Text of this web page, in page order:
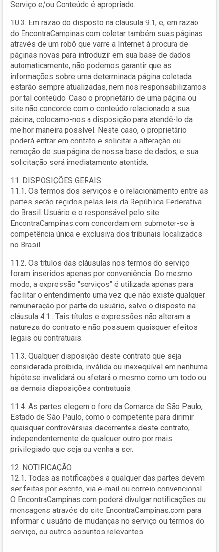
Serviço e/ou Conteúdo é apropriado.
10.3. Em razão do disposto na cláusula 9.1, e, em razão
do EncontraCampinas.com coletar também suas páginas
através de um robô que varre a Internet à procura de
páginas novas para introduzir em sua base de dados
automaticamente, não podemos garantir que as
informações sobre uma determinada página coletada
estarão sempre atualizadas, nem nos responsabilizamos
por tal conteúdo. Caso o proprietário de uma página ou
site não concorde com o conteúdo relacionado a sua
página, colocamo-nos a disposição para atendê-lo da
melhor maneira possível. Neste caso, o proprietário
poderá entrar em contato e solicitar a alteração ou
remoção de sua página de nossa base de dados; e sua
solicitação será imediatamente atentida.
11. DISPOSIÇÕES GERAIS
11.1. Os termos dos serviços e o relacionamento entre as
partes serão regidos pelas leis da República Federativa
do Brasil. Usuário e o responsável pelo site
EncontraCampinas.com concordam em submeter-se à
competência única e exclusiva dos tribunais localizados
no Brasil.
11.2. Os títulos das cláusulas nos termos do serviço
foram inseridos apenas por conveniência. Do mesmo
modo, a expressão “serviços” é utilizada apenas para
facilitar o entendimento uma vez que não existe qualquer
remuneração por parte do usuário, salvo o disposto na
cláusula 4.1.. Tais títulos e expressões não alteram a
natureza do contrato e não possuem quaisquer efeitos
legais ou contratuais.
11.3. Qualquer disposição deste contrato que seja
considerada proibida, inválida ou inexeqüível em nenhuma
hipótese invalidará ou afetará o mesmo como um todo ou
as demais disposições contratuais.
11.4. As partes elegem o foro da Comarca de São Paulo,
Estado de São Paulo, como o competente para dirimir
quaisquer controvérsias decorrentes deste contrato,
independentemente de qualquer outro por mais
privilegiado que seja ou venha a ser.
12. NOTIFICAÇÃO
12.1. Todas as notificações a qualquer das partes devem
ser feitas por escrito, via e-mail ou correio convencional.
O EncontraCampinas.com poderá divulgar notificações ou
mensagens através do site EncontraCampinas.com para
informar o usuário de mudanças no serviço ou termos do
serviço, ou outros assuntos relevantes.